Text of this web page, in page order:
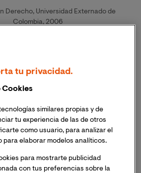
Derecho, Universidad Externado de
Colombia, 2006
por la ANECA, en el año 2018.
Doctor de Derecho Internacional
14 de octubre de 2023 hasta la
actualidad
de Schiller International
Marzo 2021 – Octubre 2023
tu privacidad.
Cookies
similares propias y de
tu experiencia de las de otros
como usuario, para analizar el
para elaborar modelos analíticos.
para mostrarte publicidad
con tus preferencias sobre la